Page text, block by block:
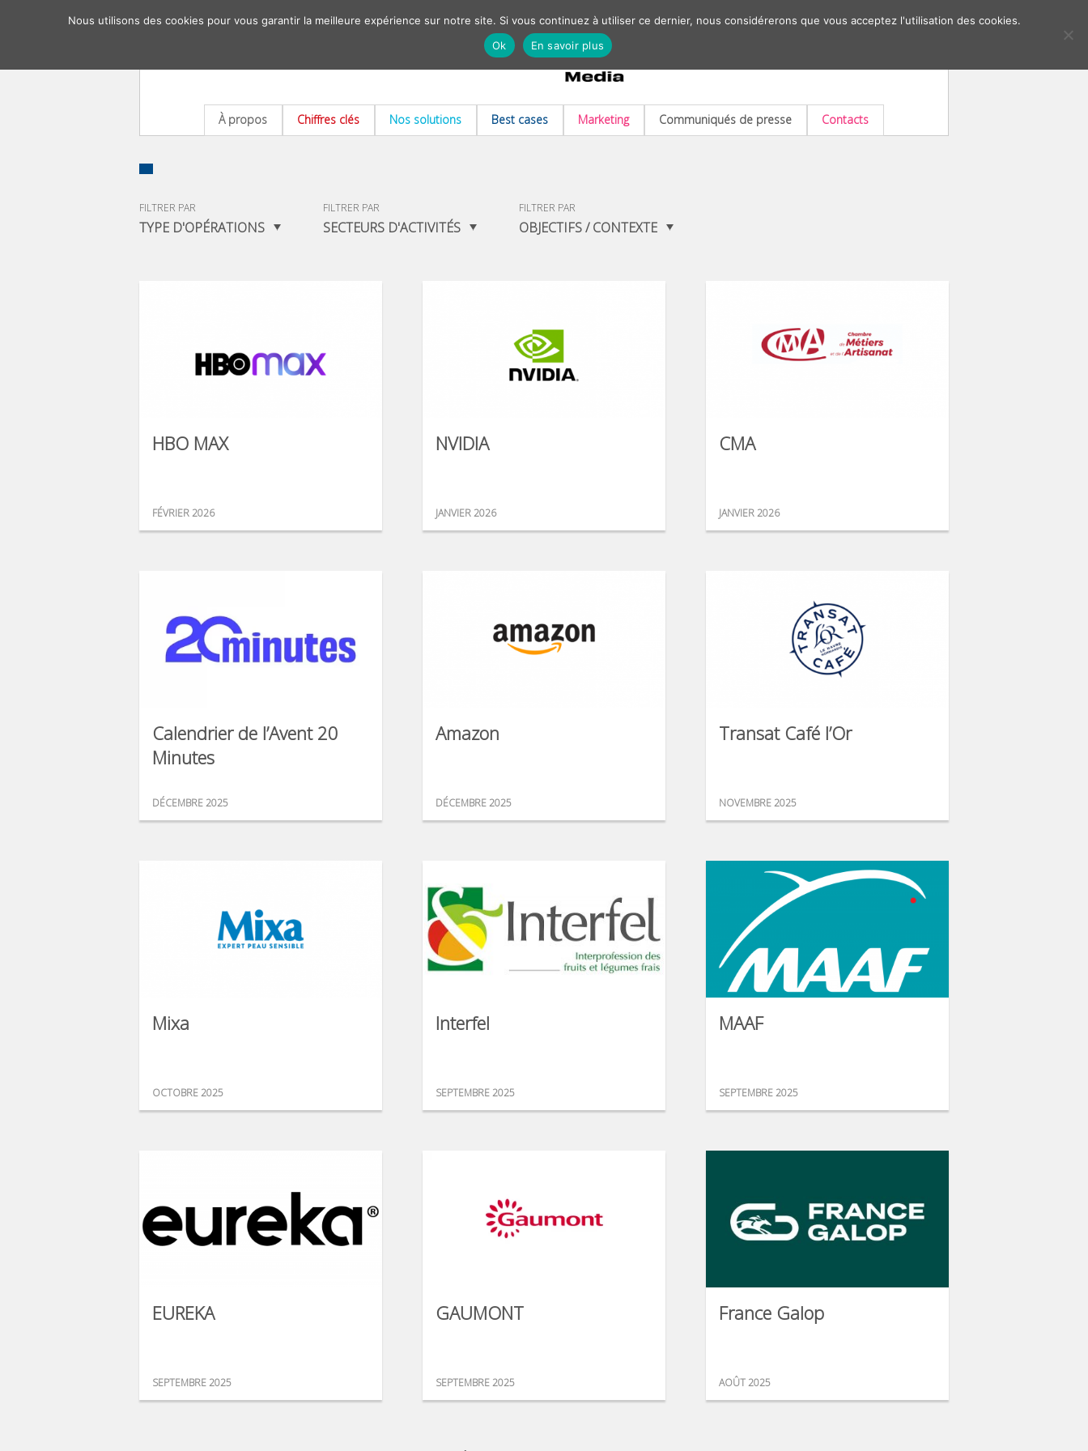
À propos Chiffres clés Nos solutions Best cases Marketing Communiqués de presse Contacts
FILTRER PAR
TYPE D'OPÉRATIONS
FILTRER PAR
SECTEURS D'ACTIVITÉS
FILTRER PAR
OBJECTIFS / CONTEXTE
HBO MAX
FÉVRIER 2026
NVIDIA
JANVIER 2026
CMA
JANVIER 2026
Calendrier de l’Avent 20
Minutes
DÉCEMBRE 2025
Amazon
DÉCEMBRE 2025
Transat Café l’Or
NOVEMBRE 2025
Mixa
OCTOBRE 2025
Interfel
SEPTEMBRE 2025
MAAF
SEPTEMBRE 2025
EUREKA
SEPTEMBRE 2025
GAUMONT
SEPTEMBRE 2025
France Galop
AOÛT 2025
Nous utilisons des cookies pour vous garantir la meilleure expérience sur notre site. Si vous continuez à utiliser ce dernier, nous considérerons que vous acceptez l'utilisation des cookies.
Ok
En savoir plus